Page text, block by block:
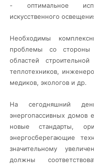
- оптимальное
искусственного
Необходимы
проблемы со стороны
областей
теплотехников,
медиков, экологов и др.
На сегодняшний
энергопассивных
новые стандарты,
энергосберегающие
значительному
должны